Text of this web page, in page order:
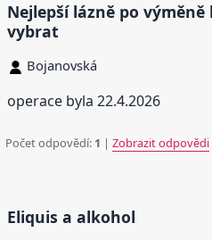
Nejlepší lázně po
vybrat
Bojanovská
operace byla 22.4.2026
Počet odpovědí: 1 |Zobrazit odpovědi
Eliquis a alkohol